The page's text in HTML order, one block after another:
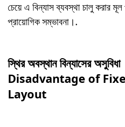
চেয়ে এ বিন্যাস ব্যবস্থা চালু করার
প্রায়োগিক সম্ভাবনা।.
স্থির অবস্থান বিন্যাসের
Disadvantage of
Layout